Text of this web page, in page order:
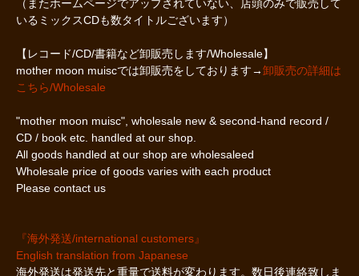
（またホームページでアップされていない、店頭のみで販売して
いるミックスCDも数タイトルございます）
【レコード/CD/書籍など卸販売します/Wholesale】
mother moon muiscでは卸販売をしております→卸販売の詳細は
こちら/Wholesale
"mother moon muisc", wholesale new & second-hand record /
CD / book etc. handled at our shop.
All goods handled at our shop are wholesaleed
Wholesale price of goods varies with each product
Please contact us
『海外発送/international customers』
English translation from Japanese
海外発送は発送先と重量で送料が変わります。数日後連絡致しま